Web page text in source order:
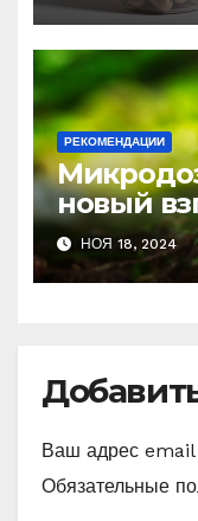
РЕКОМЕНДАЦИИ
новый
НОЯ 18, 2024
Ваш адрес email
Обязательные